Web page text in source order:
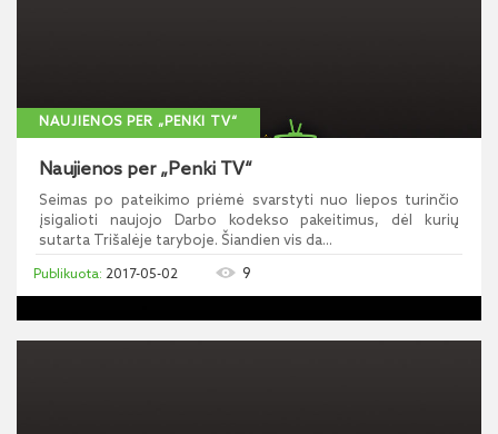
NAUJIENOS PER „PENKI TV“
Naujienos per „Penki TV“
Seimas po pateikimo priėmė svarstyti nuo liepos turinčio
įsigalioti naujojo Darbo kodekso pakeitimus, dėl kurių
sutarta Trišalėje taryboje. Šiandien vis da...
2017-05-02 9